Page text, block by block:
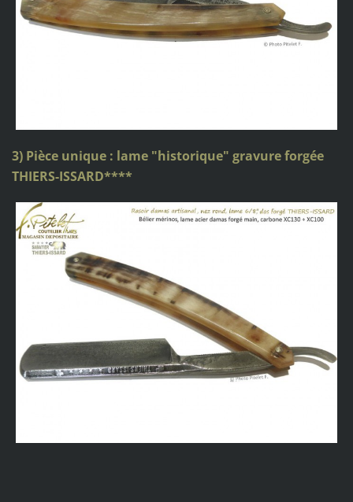
3) Pièce unique : lame "historique" gravure forgée
THIERS-ISSARD****